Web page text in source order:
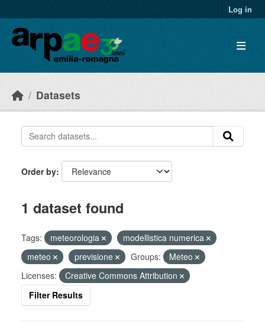
Log in
Datasets
Order by
1 dataset found
Tags: meteorologia
modellistica numerica
meteo
previsione Groups:
Meteo
Licenses:
Creative Commons Attribution
Filter Results